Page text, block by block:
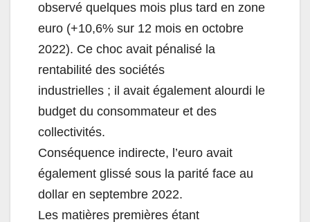
observé quelques mois plus tard en zone
euro (+10,6% sur 12 mois en octobre
2022). Ce choc avait pénalisé la
rentabilité des sociétés
industrielles ; il avait également alourdi le
budget du consommateur et des
collectivités.
Conséquence indirecte, l’euro avait
également glissé sous la parité face au
dollar en septembre 2022.
Les matières premières étant